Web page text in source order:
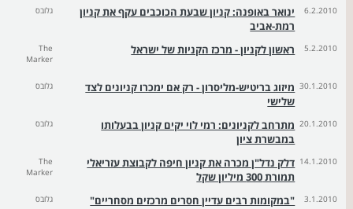
6.2.2010
ינואר באופנה: קניון שבעת הכוכבים עקף את קניון
רמת-אביב
גלובס
5.2.2010 ראשון לקניון - מרכז הקניות של ישראל
The
Marker
30.1.2010 מיזוג בריטיש-מליסרון - רק אם ימכרו קניונים לצד
שלישי
גלובס
20.1.2010 מתרחב לקניונים: רמי לוי יקים קניון בבעלותו
במבשרת ציון
גלובס
14.1.2010 דלק נדל"ן מכרה את קניון חיפה לקבוצת עזריאלי
תמורת 300 מיליון שקל
The
Marker
3.1.2010 "במקומות רבים עדיין חסרים מרכזים מסחריים" גלובס